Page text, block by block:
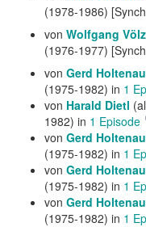
(1978-1986)
von Wolfgang Völz
(1976-1977)
von Gerd Holtenau
(1975-1982) in 1
von Harald Dietl
1982) in 1 Episode
von Gerd Holtenau
(1975-1982) in 1
von Gerd Holtenau
(1975-1982) in 1
von Gerd Holtenau
(1975-1982) in 1